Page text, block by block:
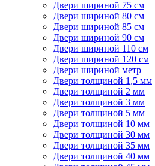
Двери шириной 75 см
Двери шириной 80 см
Двери шириной 85 см
Двери шириной 90 см
Двери шириной 110 см
Двери шириной 120 см
Двери шириной метр
Двери толщиной 1,5 мм
Двери толщиной 2 мм
Двери толщиной 3 мм
Двери толщиной 5 мм
Двери толщиной 10 мм
Двери толщиной 30 мм
Двери толщиной 35 мм
Двери толщиной 40 мм